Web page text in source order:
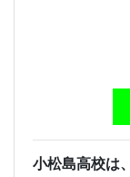
小松島高校は、